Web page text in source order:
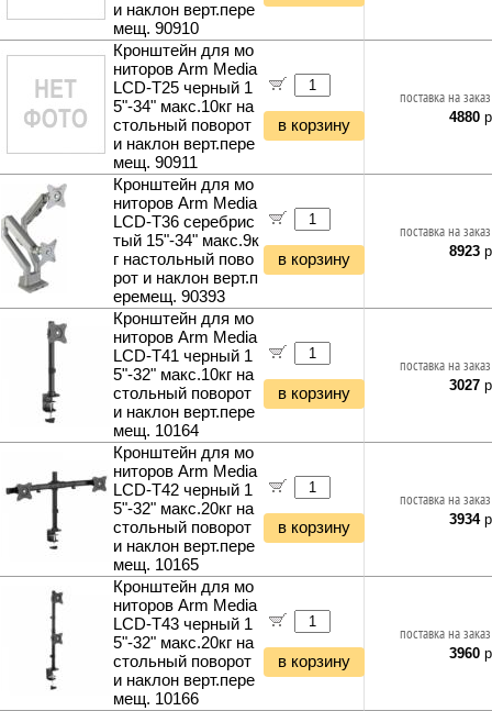
и наклон верт.пере
мещ. 90910
Кронштейн для мо
ниторов Arm Media
LCD-T25 черный 1
5"-34" макс.10кг на
стольный поворот
и наклон верт.пере
мещ. 90911
в корзину
поставка на
4880
Кронштейн для мо
ниторов Arm Media
LCD-T36 серебрис
тый 15"-34" макс.9к
г настольный пово
рот и наклон верт.п
еремещ. 90393
в корзину
поставка на
8923
Кронштейн для мо
ниторов Arm Media
LCD-T41 черный 1
5"-32" макс.10кг на
стольный поворот
и наклон верт.пере
мещ. 10164
в корзину
поставка на
3027
Кронштейн для мо
ниторов Arm Media
LCD-T42 черный 1
5"-32" макс.20кг на
стольный поворот
и наклон верт.пере
мещ. 10165
в корзину
поставка на
3934
Кронштейн для мо
ниторов Arm Media
LCD-T43 черный 1
5"-32" макс.20кг на
стольный поворот
и наклон верт.пере
мещ. 10166
в корзину
поставка на
3960